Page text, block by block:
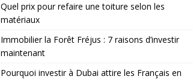
Quel prix pour refaire une toiture selon les
matériaux
Immobilier la Forêt Fréjus : 7 raisons d’investir
maintenant
Pourquoi investir à Dubai attire les Français en